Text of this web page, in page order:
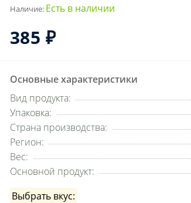
Наличие: Есть в наличии
385 ₽
Основные характеристики
Вид продукта:
Упаковка:
Страна производства:
Регион:
Вес:
Основной продукт:
Выбрать вкус: